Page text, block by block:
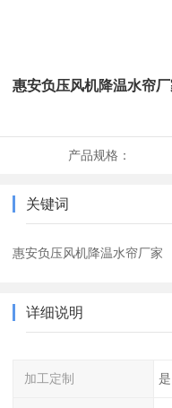
惠安负压风机降温水帘
产品规格：
关键词
惠安负压风机降温水帘厂家
详细说明
加工定制 是